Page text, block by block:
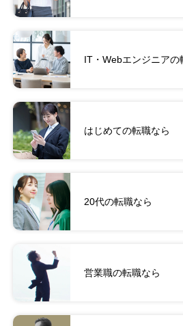
IT・Webエンジニアの
はじめての転職なら
20代の転職なら
営業職の転職なら